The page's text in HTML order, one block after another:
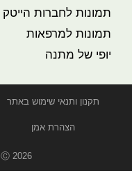
תמונות לחברות הייטק
תמונות למרפאות
יופי של מתנה
תקנון ותנאי שימוש באתר
הצהרת אמן
Ⓒ 2026 כל הזכויות שמורות | Gordon Art - גורדון ארט